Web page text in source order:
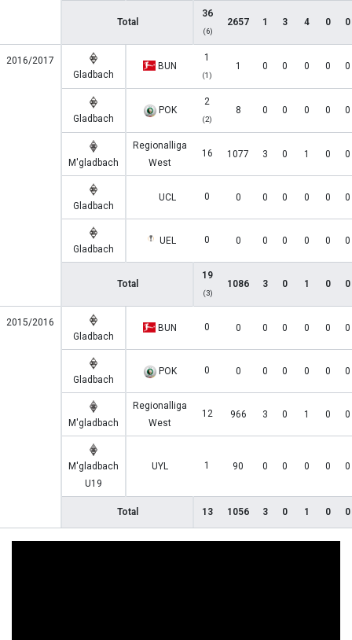
Total
36
(6)
2657 1 3 4 0 0
2016/2017
Gladbach
BUN
1
(1)
1 0 0 0 0 0
Gladbach
POK
2
(2)
8 0 0 0 0 0
M'gladbach
Regionalliga
West
16 1077 3 0 1 0 0
Gladbach
UCL 0 0 0 0 0 0 0
Gladbach
UEL 0 0 0 0 0 0 0
Total
19
(3)
1086 3 0 1 0 0
2015/2016
Gladbach
BUN 0 0 0 0 0 0 0
Gladbach
POK 0 0 0 0 0 0 0
M'gladbach
Regionalliga
West
12 966 3 0 1 0 0
M'gladbach
U19
UYL 1 90 0 0 0 0 0
Total 13 1056 3 0 1 0 0